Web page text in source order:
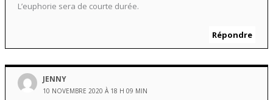
L’euphorie sera de courte durée.
Répondre
JENNY
10 NOVEMBRE 2020 À 18 H 09 MIN